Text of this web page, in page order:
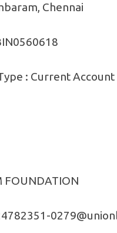
Chennai
: Current Account
FOUNDATION